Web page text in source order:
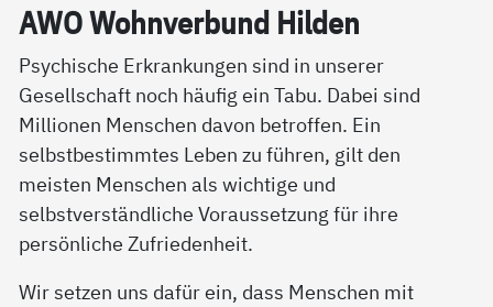
AWO Wohn­ver­bund Hil­den
Psychische Erkrankungen sind in unserer
Gesellschaft noch häufig ein Tabu. Dabei sind
Millionen Menschen davon betroffen. Ein
selbstbestimmtes Leben zu führen, gilt den
meisten Menschen als wichtige und
selbstverständliche Voraussetzung für ihre
persönliche Zufriedenheit.
Wir setzen uns dafür ein, dass Menschen mit